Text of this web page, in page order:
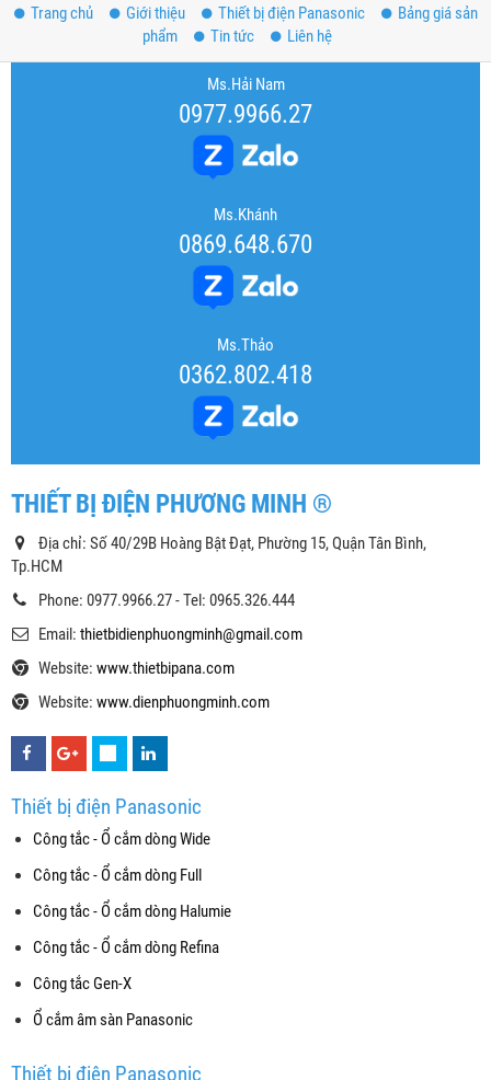
Trang chủ Giới thiệu Thiết bị điện Panasonic
Bảng giá sản
phẩm
Tin tức Liên hệ
Ms.Hải Nam
0977.9966.27
Ms.Khánh
0869.648.670
Ms.Thảo
0362.802.418
THIẾT BỊ ĐIỆN PHƯƠNG MINH ®
Địa chỉ: Số 40/29B Hoàng Bật Đạt, Phường 15, Quận Tân Bình,
Tp.HCM
Phone: 0977.9966.27 - Tel: 0965.326.444
Email: thietbidienphuongminh@gmail.com
Website: www.thietbipana.com
Website: www.dienphuongminh.com
Thiết bị điện Panasonic
Công tắc - Ổ cắm dòng Wide
Công tắc - Ổ cắm dòng Full
Công tắc - Ổ cắm dòng Halumie
Công tắc - Ổ cắm dòng Refina
Công tắc Gen-X
Ổ cắm âm sàn Panasonic
Thiết bị điện Panasonic